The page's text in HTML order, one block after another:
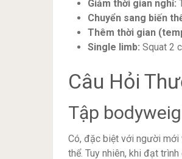
Giảm thời gian nghỉ:
Chuyển sang biến
Thêm thời gian
Single limb: Squat 2
Câu Hỏi
Tập
Có, đặc biệt với người
thể. Tuy nhiên, khi đạt